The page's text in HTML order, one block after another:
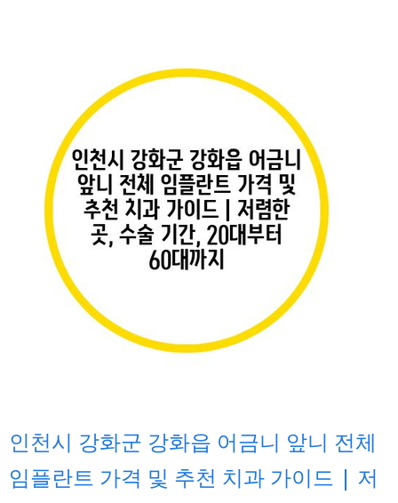
인천시 강화군 강화읍 어금니 앞니 전체
임플란트 가격 및 추천 치과 가이드 | 저